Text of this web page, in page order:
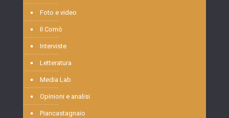
Foto e video
Il Comò
Interviste
Letteratura
Media Lab
Opinioni e analisi
Piancastagnaio